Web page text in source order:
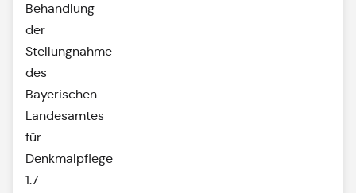
Behandlung
der
Stellungnahme
des
Bayerischen
Landesamtes
für
Denkmalpflege
1.7